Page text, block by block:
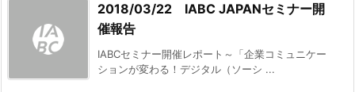
2018/03/22 IABC JAPANセミナー開
催報告
IABCセミナー開催レポート～「企業コミュニケー
ションが変わる！デジタル（ソーシ ...